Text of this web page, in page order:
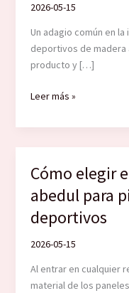
2026-05-15
Un adagio común en
deportivos de madera
producto y […]
Detalles
para
de
madera
Leer más »
Cómo elegir
abedul para
deportivos
2026-05-15
Al entrar en cualquier
material de los